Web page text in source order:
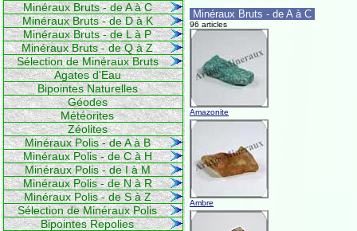
Minéraux Bruts - de A à C
Minéraux Bruts - de D à K
Minéraux Bruts - de L à P
Minéraux Bruts - de Q à Z
Sélection de Minéraux Bruts
Agates d'Eau
Bipointes Naturelles
Géodes
Météorites
Zéolites
Minéraux Polis - de A à B
Minéraux Polis - de C à H
Minéraux Polis - de I à M
Minéraux Polis - de N à R
Minéraux Polis - de S à Z
Sélection de Minéraux Polis
Bipointes Repolies
Minéraux Bruts - de A à C
96 articles
Amazonite
Ambre